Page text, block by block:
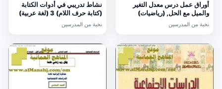
أوراق عمل درس معدل التغير
والميل مع الحل, (رياضيات)
الحادي عشر العام
نخبة من المدرسين
نشاط تدريبي في أدوات الكتابة
(كتابة حرف اللام) 3 (لغة عربية)
نخبة من المدرسين